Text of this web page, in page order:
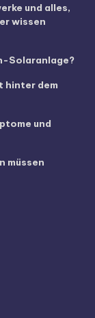
und alles,
wissen
Solaranlage?
hinter dem
und
müssen